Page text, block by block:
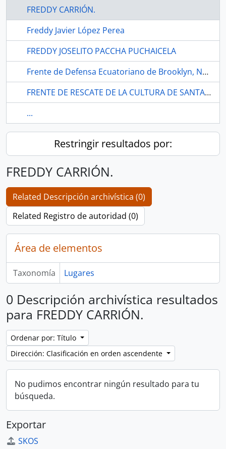
FREDDY CARRIÓN.
Freddy Javier López Perea
FREDDY JOSELITO PACCHA PUCHAICELA
Frente de Defensa Ecuatoriano de Brooklyn, New York
FRENTE DE RESCATE DE LA CULTURA DE SANTA ROSA.
...
Restringir resultados por:
FREDDY CARRIÓN.
Related Descripción archivística (0)
Related Registro de autoridad (0)
Área de elementos
Taxonomía Lugares
0 Descripción archivística resultados
para FREDDY CARRIÓN.
Ordenar por: Título
Dirección: Clasificación en orden ascendente
No pudimos encontrar ningún resultado para tu
búsqueda.
Exportar
SKOS